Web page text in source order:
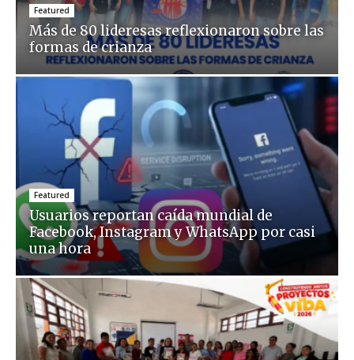
Featured
Más de 80 lideresas reflexionaron sobre las
formas de crianza
Featured
Usuarios reportan caída mundial de
Facebook, Instagram y WhatsApp por casi
una hora